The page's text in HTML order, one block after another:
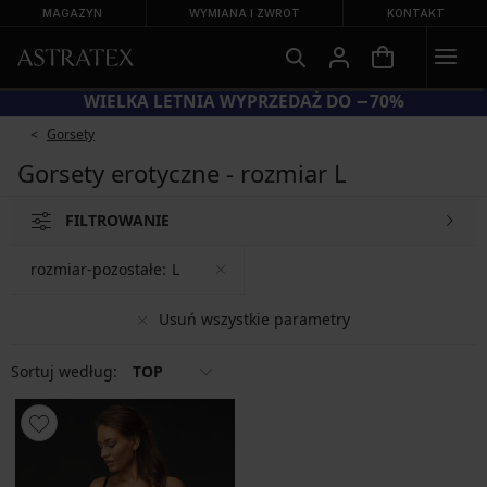
MAGAZYN WYMIANA I ZWROT KONTAKT
= BIUSTONOSZE −20%
Gorsety
Gorsety erotyczne - rozmiar L
FILTROWANIE
Usuń wszystkie parametry
rozmiar-pozostałe: L
Sortuj według: TOP